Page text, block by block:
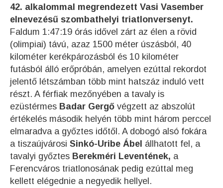
42. alkalommal megrendezett Vasi Vasember
elnevezésű szombathelyi triatlonversenyt.
Faldum 1:47:19 órás idővel zárt az élen a rövid
(olimpiai) távú, azaz 1500 méter úszásból, 40
kilométer kerékpározásból és 10 kilométer
futásból álló erőpróbán, amelyen ezúttal rekordot
jelentő létszámban több mint hatszáz induló vett
részt. A férfiak mezőnyében a tavaly is
ezüstérmes Badar Gergő végzett az abszolút
értékelés második helyén több mint három perccel
elmaradva a győztes időtől. A dobogó alsó fokára
a tiszaújvárosi Sinkó-Uribe Ábel állhatott fel, a
tavalyi győztes Berekméri Leventének, a
Ferencváros triatlonosának pedig ezúttal meg
kellett elégednie a negyedik hellyel.